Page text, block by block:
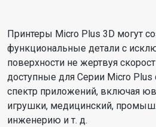
Принтеры Micro Plus 3D могут
функциональные детали с
поверхности не жертвуя
доступные для Серии Micro
спектр приложений, включая
игрушки, медицинский,
инженерию и т. д.